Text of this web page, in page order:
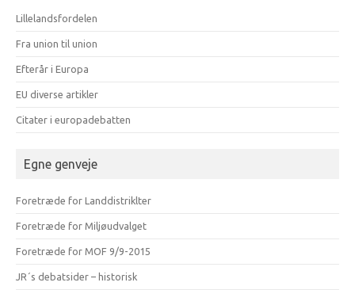
Lillelandsfordelen
Fra union til union
Efterår i Europa
EU diverse artikler
Citater i europadebatten
Egne genveje
Foretræde for Landdistriklter
Foretræde for Miljøudvalget
Foretræde for MOF 9/9-2015
JR´s debatsider – historisk